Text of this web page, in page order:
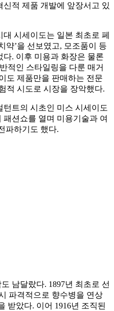
적 제품 개발에 앞장서고 있
시세이도는 일본 최초로 페
약’을 선보였고, 모조품이 등
. 이후 미용과 화장은 물론
적인 스타일링을 다룬 매거
도 제품만을 판매하는 전문
적 시도로 시장을 장악했다.
턴트의 시초인 미스 시세이도
션쇼를 열며 미용기술과 여
파하기도 했다.
남달랐다. 1897년 최초로 선
파격적으로 향수병을 연상
받았다. 이어 1916년 조직된